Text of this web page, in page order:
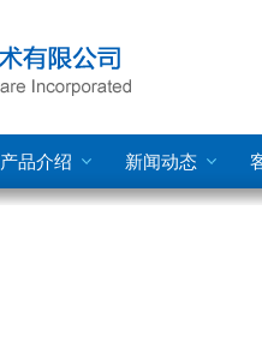
产品介绍 新闻动态